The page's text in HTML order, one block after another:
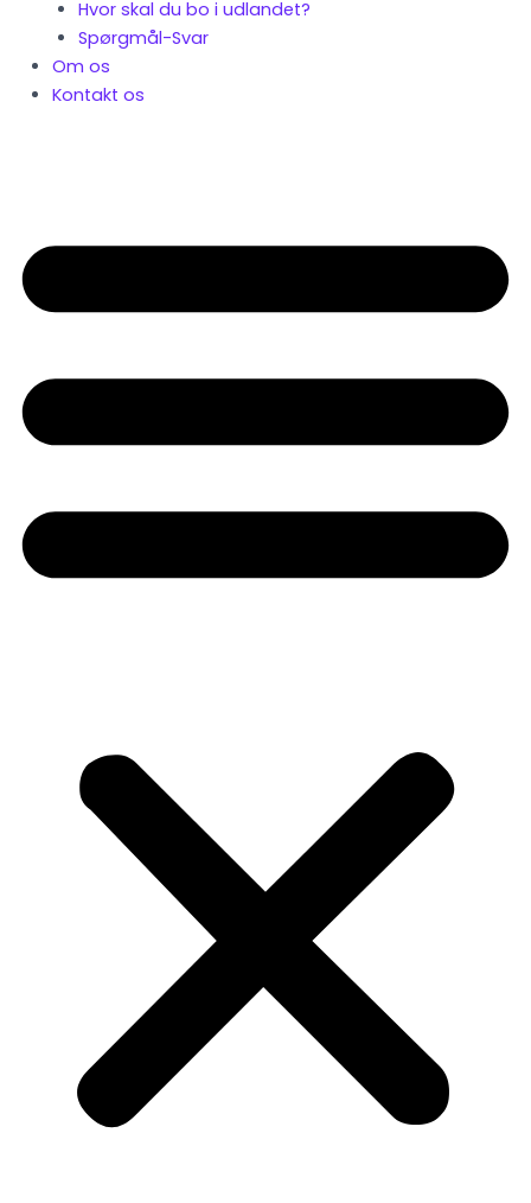
Hvor skal du bo i udlandet?
Spørgmål-Svar
Om os
Kontakt os